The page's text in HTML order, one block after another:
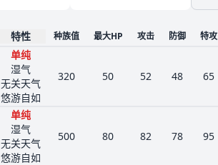
特性 种族值 最大HP 攻击 防御 特攻
单纯
湿气
无关天气
悠游自如
320 50 52 48 65
单纯
湿气
无关天气
悠游自如
500 80 82 78 95